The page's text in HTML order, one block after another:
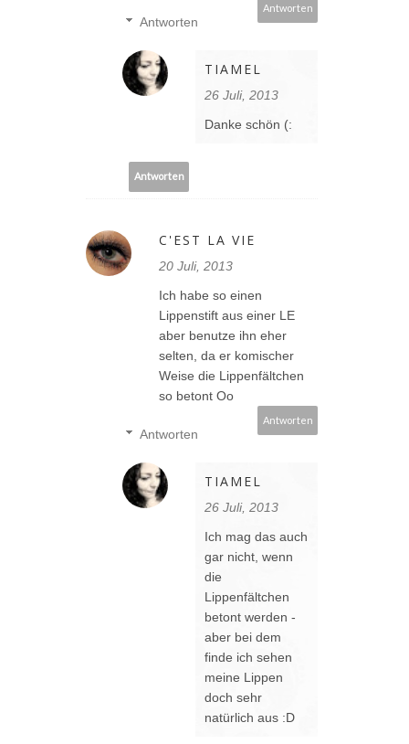
Antworten
Antworten
TIAMEL
26 Juli, 2013
Danke schön (:
Antworten
C'EST LA VIE
20 Juli, 2013
Ich habe so einen
Lippenstift aus einer LE
aber benutze ihn eher
selten, da er komischer
Weise die Lippenfältchen
so betont Oo
Antworten
Antworten
TIAMEL
26 Juli, 2013
Ich mag das auch
gar nicht, wenn
die
Lippenfältchen
betont werden -
aber bei dem
finde ich sehen
meine Lippen
doch sehr
natürlich aus :D